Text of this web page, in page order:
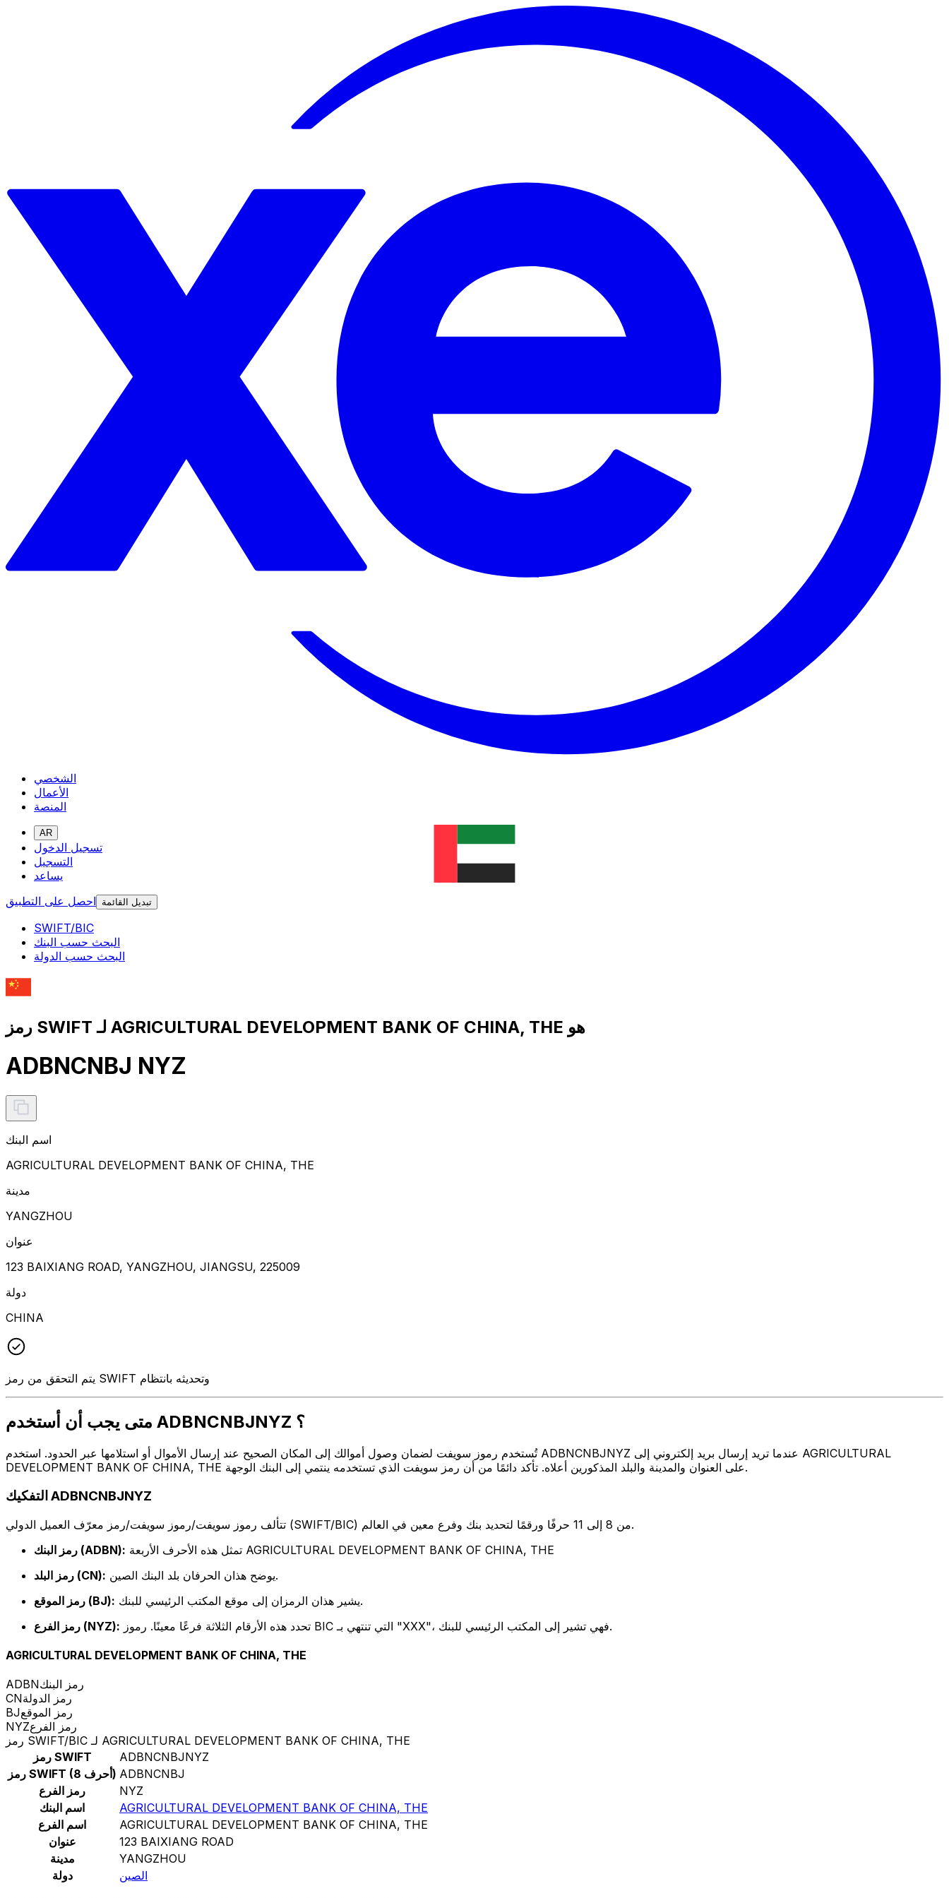
الشخصي
الأعمال
المنصة
AR
تسجيل الدخول
التسجيل
يساعد
احصل على التطبيق
تبديل القائمة
SWIFT/BIC
البحث حسب البنك
البحث حسب الدولة
رمز SWIFT لـ AGRICULTURAL DEVELOPMENT BANK OF CHINA, THE هو
ADBNCNBJ NYZ
اسم البنك
AGRICULTURAL DEVELOPMENT BANK OF CHINA, THE
مدينة
YANGZHOU
عنوان
123 BAIXIANG ROAD, YANGZHOU, JIANGSU, 225009
دولة
CHINA
يتم التحقق من رمز SWIFT وتحديثه بانتظام
متى يجب أن أستخدم ADBNCNBJNYZ ؟
تُستخدم رموز سويفت لضمان وصول أموالك إلى المكان الصحيح عند إرسال الأموال أو استلامها عبر الحدود. استخدم ADBNCNBJNYZ عندما تريد إرسال بريد إلكتروني إلى AGRICULTURAL
DEVELOPMENT BANK OF CHINA, THE على العنوان والمدينة والبلد المذكورين أعلاه. تأكد دائمًا من أن رمز سويفت الذي تستخدمه ينتمي إلى البنك الوجهة.
التفكيك ADBNCNBJNYZ
تتألف رموز سويفت/رموز سويفت/رمز معرّف العميل الدولي (SWIFT/BIC) من 8 إلى 11 حرفًا ورقمًا لتحديد بنك وفرع معين في العالم.
رمز البنك (ADBN):
تمثل هذه الأحرف الأربعة AGRICULTURAL DEVELOPMENT BANK OF CHINA, THE
رمز البلد (CN):
يوضح هذان الحرفان بلد البنك الصين.
رمز الموقع (BJ):
يشير هذان الرمزان إلى موقع المكتب الرئيسي للبنك.
رمز الفرع (NYZ):
تحدد هذه الأرقام الثلاثة فرعًا معينًا. رموز BIC التي تنتهي بـ "XXX"، فهي تشير إلى المكتب الرئيسي للبنك.
AGRICULTURAL DEVELOPMENT BANK OF CHINA, THE
ADBNرمز البنك
CNرمز الدولة
BJرمز الموقع
NYZرمز الفرع
رمز SWIFT/BIC لـ AGRICULTURAL DEVELOPMENT BANK OF CHINA, THE
رمز SWIFT
ADBNCNBJNYZ
رمز SWIFT (8 أحرف) ADBNCNBJ
رمز الفرع
NYZ
اسم البنك
AGRICULTURAL DEVELOPMENT BANK OF CHINA, THE
اسم الفرع
AGRICULTURAL DEVELOPMENT BANK OF CHINA, THE
عنوان
123 BAIXIANG ROAD
مدينة
YANGZHOU
دولة
الصين